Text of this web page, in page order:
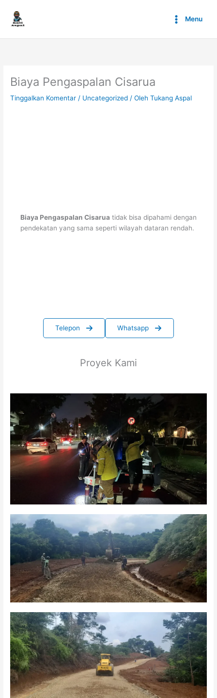
konten
Menu
Biaya Pengaspalan Cisarua
Tinggalkan Komentar / Uncategorized / OlehTukang Aspal
Biaya Pengaspalan Cisarua tidak bisa dipahami dengan
pendekatan yang sama seperti wilayah dataran rendah.
Telepon Whatsapp
Proyek Kami